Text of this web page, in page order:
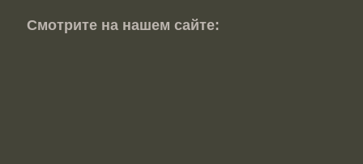
Смотрите на нашем сайте: